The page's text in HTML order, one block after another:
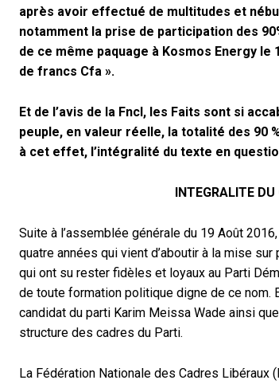
après avoir effectué de multitudes et
notamment la prise de participation des
de ce même paquage à Kosmos Energy
de francs Cfa ».
Et de l’avis de la Fncl, les Faits sont si
peuple, en valeur réelle, la totalité des 90
à cet effet, l’intégralité du texte en
INTEGRALITE DU
Suite à l’assemblée générale du 19 Août
quatre années qui vient d’aboutir à la mise
qui ont su rester fidèles et loyaux au Parti
de toute formation politique digne de ce nom.
candidat du parti Karim Meissa Wade ainsi
structure des cadres du Parti.
La Fédération Nationale des Cadres